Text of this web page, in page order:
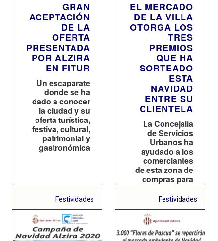
GRAN
ACEPTACIÓN
DE LA
OFERTA
PRESENTADA
POR ALZIRA
EN FITUR
Un escaparate
donde se ha
dado a conocer
la ciudad y su
oferta turística,
festiva, cultural,
patrimonial y
gastronómica
EL MERCADO
DE LA VILLA
OTORGA LOS
TRES
PREMIOS
QUE HA
SORTEADO
ESTA
NAVIDAD
ENTRE SU
CLIENTELA
La Concejalía
de Servicios
Urbanos ha
ayudado a los
comerciantes
de esta zona de
compras para
reactivar y
potenciar este
espacio
emblemático de
la ciudad de
Alzira
Festividades Festividades